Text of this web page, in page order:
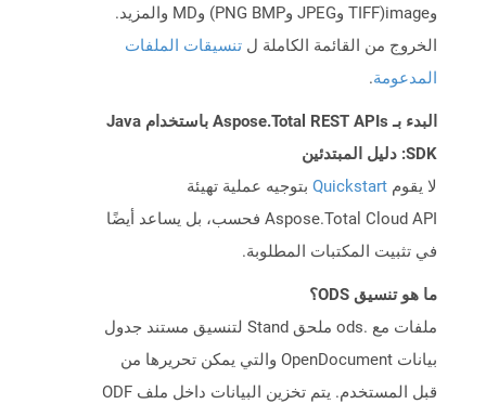
وimage(TIFF وJPEG وPNG BMP) وMD والمزيد.
الخروج من القائمة الكاملة ل تنسيقات الملفات
المدعومة.
البدء بـ Aspose.Total REST APIs باستخدام Java
SDK: دليل المبتدئين
لا يقوم Quickstart بتوجيه عملية تهيئة
Aspose.Total Cloud API فحسب، بل يساعد أيضًا
في تثبيت المكتبات المطلوبة.
ما هو تنسيق ODS؟
ملفات مع .ods ملحق Stand لتنسيق مستند جدول
بيانات OpenDocument والتي يمكن تحريرها من
قبل المستخدم. يتم تخزين البيانات داخل ملف ODF